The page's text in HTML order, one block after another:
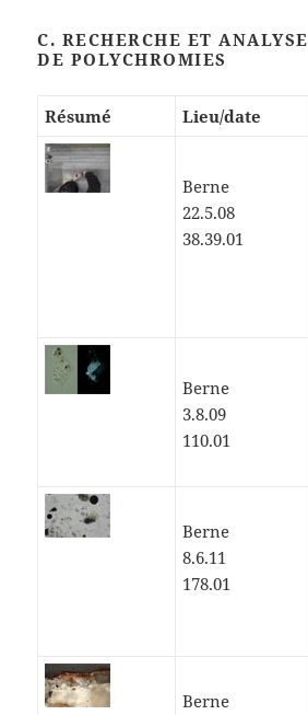
C. RECHERCHE ET ANALYSE
DE POLYCHROMIES
Résumé Lieu/date
Berne
22.5.08
38.39.01
Berne
3.8.09
110.01
Berne
8.6.11
178.01
Berne